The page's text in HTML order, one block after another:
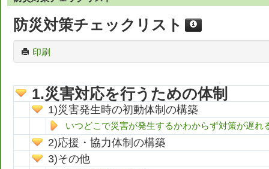
防災対策チェックリスト
印刷
災害対応を行うための体制
災害発生時の初動体制の構築
いつどこで災害が発生するかわからず対策が遅れ
応援・協力体制の構築
その他